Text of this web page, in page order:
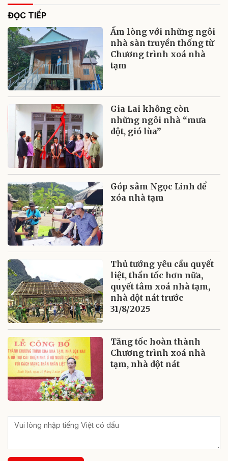
ĐỌC TIẾP
Ấm lòng với những ngôi
nhà sàn truyền thống từ
Chương trình xoá nhà
tạm
Gia Lai không còn
những ngôi nhà “mưa
dột, gió lùa”
Góp sâm Ngọc Linh để
xóa nhà tạm
Thủ tướng yêu cầu quyết
liệt, thần tốc hơn nữa,
quyết tâm xoá nhà tạm,
nhà dột nát trước
31/8/2025
Tăng tốc hoàn thành
Chương trình xoá nhà
tạm, nhà dột nát